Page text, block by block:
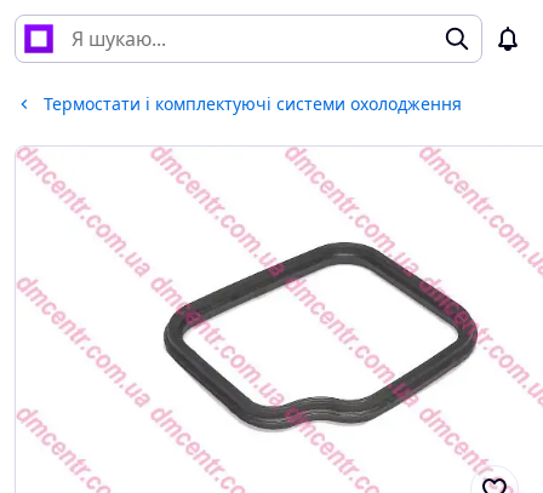
Термостати і комплектуючі системи охолодження